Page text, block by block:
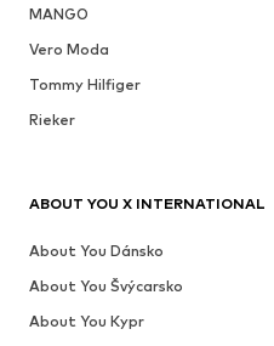
MANGO
Vero Moda
Tommy Hilfiger
Rieker
ABOUT YOU X INTERNATIONAL
About You Dánsko
About You Švýcarsko
About You Kypr